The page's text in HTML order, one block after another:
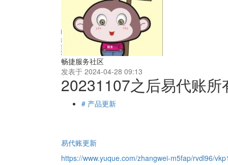
畅捷服务社区
发表于 2024-04-28 09:13
20231107之后易代账所
# 产品更新
易代账更新
https://www.yuque.com/zhangwei-m5fap/rvdl96/